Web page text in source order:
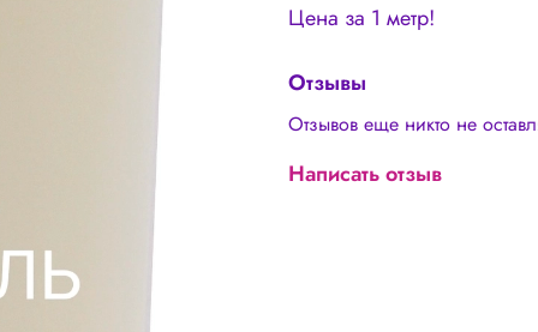
Цена за 1 метр!
Отзывы
Отзывов еще никто не
Написать отзыв